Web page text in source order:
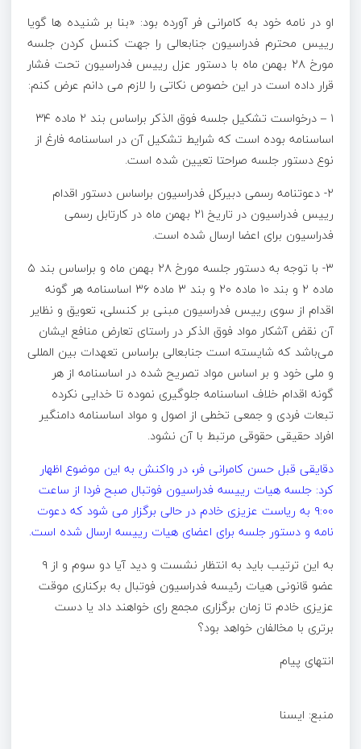
او در نامه خود به کامرانی فر آورده بود: «بنا بر شنیده ها گویا
رییس محترم فدراسیون جنابعالی را جهت کنسل کردن جلسه
مورخ ۲۸ بهمن ماه با دستور عزل رییس فدراسیون تحت فشار
قرار داده است در این خصوص نکاتی را لازم می دانم عرض کنم:
۱ – درخواست تشکیل جلسه فوق الذکر براساس بند ۲ ماده ۳۴
اساسنامه بوده است که شرایط تشکیل آن در اساسنامه فارغ از
نوع دستور جلسه صراحتا تعیین شده است.
۲- دعوتنامه رسمی دبیرکل فدراسیون براساس دستور اقدام
رییس فدراسیون در تاریخ ۲۱ بهمن ماه در کارتابل رسمی
فدراسیون برای اعضا ارسال شده است.
۳- با توجه به دستور جلسه مورخ ۲۸ بهمن ماه و براساس بند ۵
ماده ۲ و بند ۱۰ ماده ۲۰ و بند ۳ ماده ۳۶ اساسنامه هر گونه
اقدام از سوی رییس فدراسیون مبنی بر کنسلی، تعویق و نظایر
آن نقض آشکار مواد فوق الذکر در راستای تعارض منافع ایشان
می‌باشد که شایسته است جنابعالی براساس تعهدات بین المللی
و ملی خود و بر اساس مواد تصریح شده در اساسنامه از هر
گونه اقدام خلاف اساسنامه جلوگیری نموده تا خدایی نکرده
تبعات فردی و جمعی تخطی از اصول و مواد اساسنامه دامنگیر
افراد حقیقی حقوقی مرتبط با آن نشود.
دقایقی قبل حسن کامرانی فر، در واکنش به این موضوع اظهار
کرد: جلسه هیات رییسه فدراسیون فوتبال صبح فردا از ساعت
۹:۰۰ به ریاست عزیزی خادم در حالی برگزار می شود که دعوت
نامه و دستور جلسه برای اعضای هیات رییسه ارسال شده است.
به این ترتیب باید به انتظار نشست و دید آیا دو سوم و از ۹
عضو قانونی هیات رئیسه فدراسیون فوتبال به برکناری موقت
عزیزی خادم تا زمان برگزاری مجمع رای خواهند داد یا دست
برتری با مخالفان خواهد بود؟
انتهای پیام
منبع: ایسنا